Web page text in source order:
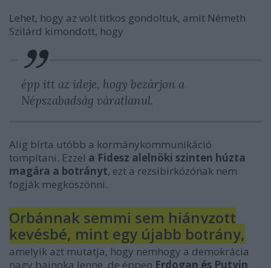
Lehet, hogy az volt titkos gondoltuk, amit Németh
Szilárd kimondott, hogy
épp itt az ideje, hogy bezárjon a
Népszabadság váratlanul.
Alig bírta utóbb a kormánykommunikáció
tompítani. Ezzel a Fidesz alelnöki szinten húzta
magára a botrányt, ezt a rezsibirkózónak nem
fogják megköszönni.
Orbánnak semmi sem hiányzott
kevésbé, mint egy újabb botrány,
amelyik azt mutatja, hogy nemhogy a demokrácia
nagy bajnoka lenne, de éppen Erdogan és Putyin